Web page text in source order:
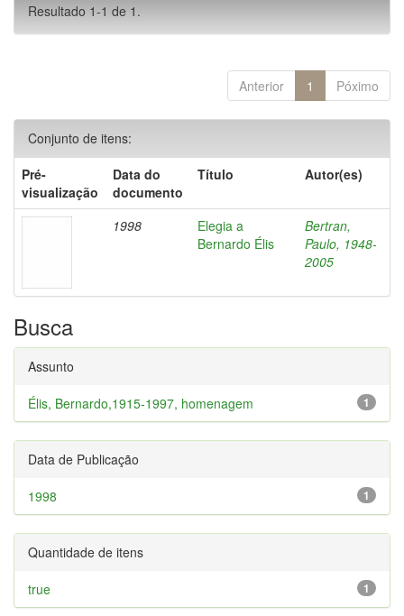
Resultado 1-1 de 1.
Anterior 1 Póximo
Conjunto de itens:
Pré-
visualização
Data do
documento
Título Autor(es)
1998
Elegia a
Bernardo Élis
Bertran,
Paulo, 1948-
2005
Busca
Assunto
1
Élis, Bernardo,1915-1997, homenagem
Data de Publicação
1
1998
Quantidade de itens
1
true